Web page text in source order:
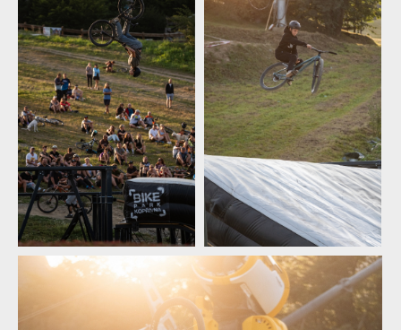
Norco Enduro Race Morávka - Jára Sijka / Enduroserie.cz
Norco Enduro Race Morávka - Jára Sijka / Enduroserie.cz
Norco Enduro Race Morávka - Jára Sijka / Enduroserie.cz
Norco Enduro Race Morávka - Jára Sijka / Enduroserie.cz
Norco Enduro Race Morávka - Jára Sijka / Enduroserie.cz
Norco Enduro Race Morávka - Jára Sijka / Enduroserie.cz
Norco Enduro Race Morávka - Jára Sijka / Enduroserie.cz
Norco Enduro Race Morávka - Jára Sijka / Enduroserie.cz
Norco Enduro Race Morávka
- Jára Sijka / Enduroserie.cz
Norco Enduro Race Morávka
- Jára Sijka / Enduroserie.cz